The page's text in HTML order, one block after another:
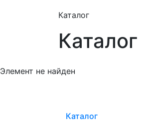
Каталог
Каталог
Элемент не найден
Каталог